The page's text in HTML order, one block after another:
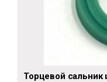
Торцевой сальник